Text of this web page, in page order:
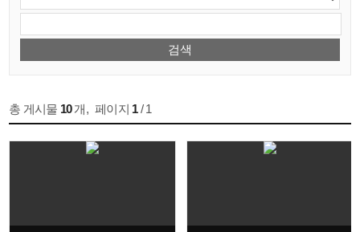
총 게시물 10개, 페이지 1/ 1